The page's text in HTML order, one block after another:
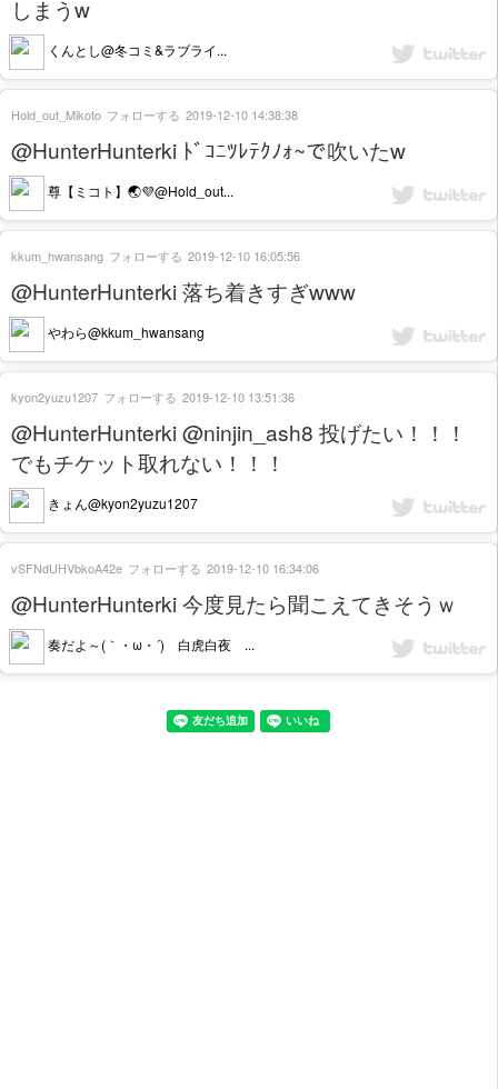
しまうw
くんとし@冬コミ&ラブライ...
@HunterHunterki ﾄﾞｺﾆﾂﾚﾃｸﾉｫ~で吹いたw
尊【ミコト】🌏💜@Hold_out...
Hold_out_Mikoto フォローする 2019-12-10 14:38:38
@HunterHunterki 落ち着きすぎwww
やわら@kkum_hwansang
kkum_hwansang フォローする 2019-12-10 16:05:56
@HunterHunterki @ninjin_ash8 投げたい！！！
でもチケット取れない！！！
きょん@kyon2yuzu1207
kyon2yuzu1207 フォローする 2019-12-10 13:51:36
@HunterHunterki 今度見たら聞こえてきそうｗ
奏だよ～(｀・ω・´) 白虎白夜 ...
vSFNdUHVbkoA42e フォローする 2019-12-10 16:34:06